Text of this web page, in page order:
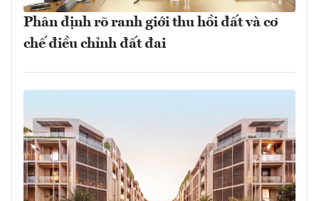
Phân định rõ ranh giới thu hồi đất và cơ
chế điều chỉnh đất đai